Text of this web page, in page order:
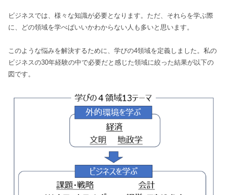
ビジネスでは、様々な知識が必要となります。ただ、それらを学ぶ際
に、どの領域を学べばいいかわからない人も多いと思います。
このような悩みを解決するために、学びの4領域を定義しました。私の
ビジネスの30年経験の中で必要だと感じた領域に絞った結果が以下の
図です。